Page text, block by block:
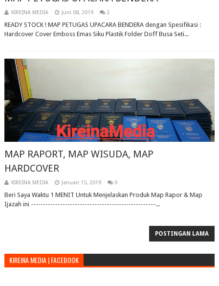
KIREINA MEDIA Juni 08, 2019 2
READY STOCK ! MAP PETUGAS UPACARA BENDERA dengan Spesifikasi :
Hardcover Cover Emboss Emas Siku Plastik Folder Doff Busa Seti...
MAP RAPORT, MAP WISUDA, MAP
HARDCOVER
KIREINA MEDIA Januari 15, 2019 0
Beri Saya Waktu 1 MENIT Untuk Menjelaskan Produk Map Rapor & Map
Ijazah ini ---------------------------------------------------...
POSTINGAN LAMA
KIREINA MEDIA | FACEBOOK